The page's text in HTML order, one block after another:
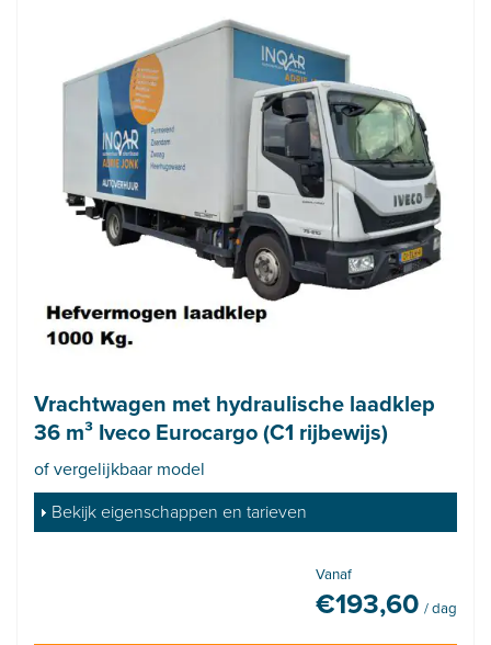
Vrachtwagen met hydraulische laadklep
36 m³ Iveco Eurocargo (C1 rijbewijs)
of vergelijkbaar model
Bekijk eigenschappen en tarieven
Vanaf
€193,60 / dag